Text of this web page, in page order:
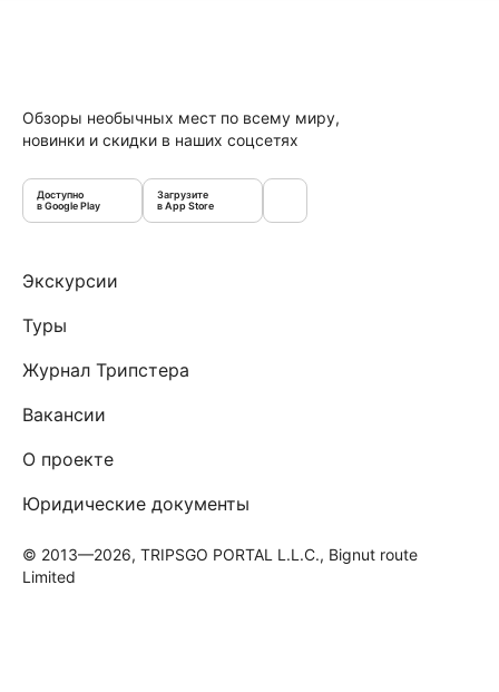
Обзоры необычных мест по всему миру,
новинки и скидки в наших соцсетях
Доступно
в Google Play
Загрузите
в App Store
Экскурсии
Туры
Журнал Трипстера
Вакансии
О проекте
Юридические документы
© 2013—2026, TRIPSGO PORTAL L.L.C., Bignut route
Limited